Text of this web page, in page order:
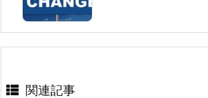
関連記事